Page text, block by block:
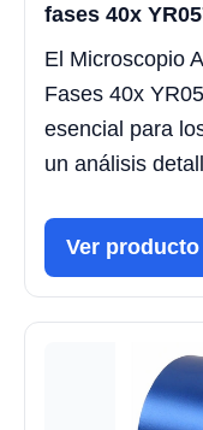
fases 40x
El Microscopio
Fases 40x
esencial para
un análisis
Ver producto